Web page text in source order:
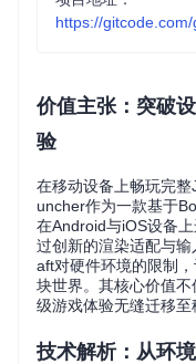
https://
价值主张：突破
验
在移动设备上畅玩完
uncher作为一款基于
在Android与iOS设备
过创新的渲染适配与
aft对硬件环境的限制
块世界。其核心价值
级游戏体验无缝迁移至
技术解析：从环